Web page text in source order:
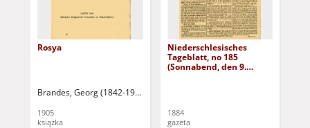
Rosya
Brandes, Georg (1842-1927)
1905
książka
Niederschlesisches
Tageblatt, no 185
(Sonnabend, den 9.
1884
gazeta